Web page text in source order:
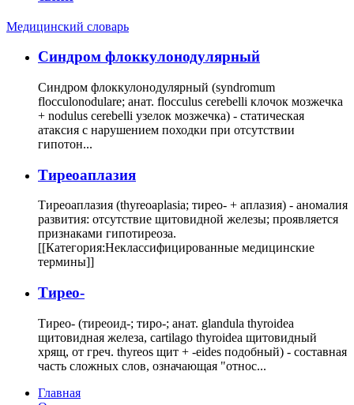
Медицинский словарь
Cиндром флоккулонодулярный
Синдром флоккулонодулярный (syndromum
flocculonodulare; анат. flocculus cerebelli клочок мозжечка
+ nodulus cerebelli узелок мозжечка) - статическая
атаксия с нарушением походки при отсутствии
гипотон...
Тиреоаплазия
Тиреоаплазия (thyreoaplasia; тирео- + аплазия) - аномалия
развития: отсутствие щитовидной железы; проявляется
признаками гипотиреоза.
[[Категория:Неклассифицированные медицинские
термины]]
Тирео-
Тирео- (тиреоид-; тиро-; анат. glandula thyroidea
щитовидная железа, cartilago thyroidea щитовидный
хрящ, от греч. thyreos щит + -eides подобный) - составная
часть сложных слов, означающая "относ...
Главная